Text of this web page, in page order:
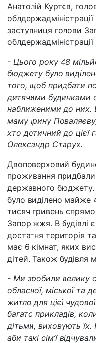
Анатолій Куртєв,
заступниця голови
- Цього року 48
бюджету було
того, щоб придбати
дитячими будинками
наближеними до них.
маму Ірину
хто дотичний до цієї
Олександр Старух.
Двоповерховий
проживання
державного бюджету.
було виділено майже
тисяч гривень
Запоріжжя. В будівлі
достатня територія
має 6 кімнат, яких
дітей. Також будівля
- Ми зробили велику
обласної, міської та
житло для цієї
багато прикладів,
дітьми, виховують їх.
аби такі сім’ї